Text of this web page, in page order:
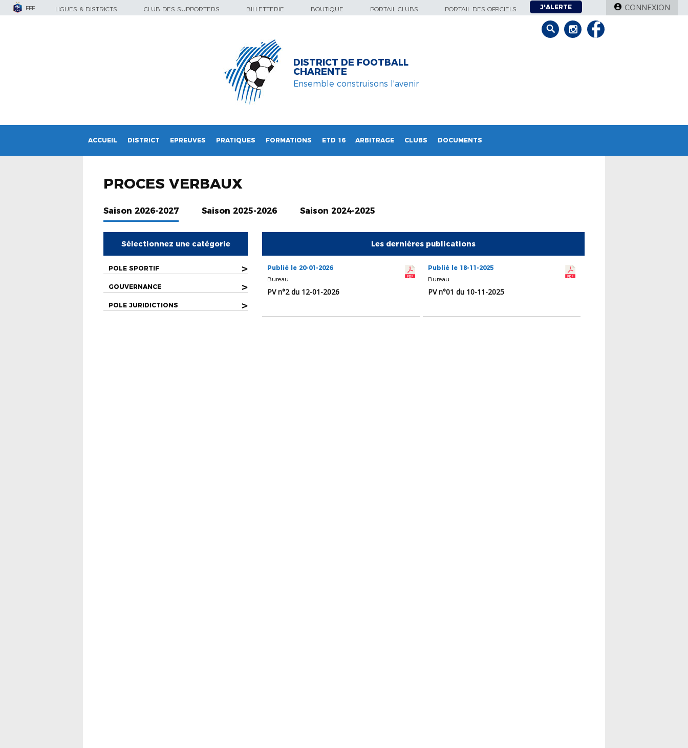
FFF LIGUES & DISTRICTS CLUB DES SUPPORTERS BILLETTERIE BOUTIQUE PORTAIL CLUBS PORTAIL DES OFFICIELS J'ALERTE CONNEXION
DISTRICT DE FOOTBALL
CHARENTE
Ensemble construisons l'avenir
ACCUEIL DISTRICT EPREUVES PRATIQUES FORMATIONS ETD 16 ARBITRAGE CLUBS DOCUMENTS
PROCES VERBAUX
Saison 2026-2027 Saison 2025-2026 Saison 2024-2025
Sélectionnez une catégorie
POLE SPORTIF >
GOUVERNANCE >
POLE JURIDICTIONS >
Les dernières publications
Publié le 20-01-2026
Bureau
PV n°2 du 12-01-2026
Publié le 18-11-2025
Bureau
PV n°01 du 10-11-2025